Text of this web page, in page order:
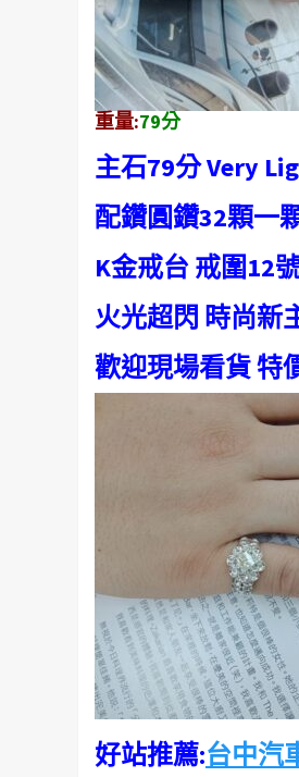
重量:79分
主石79分 Very
配鑽圓鑽32顆一
K金戒台 戒圍12
火光超閃 時尚新
歡迎現場看貨 特
好站推薦:台中汽